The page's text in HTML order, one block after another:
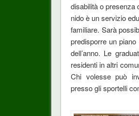
disabilità o presenza
nido è un servizio
familiare. Sarà
predisporre un
dell’anno. Le
residenti in altri
Chi volesse può
presso gli sportelli